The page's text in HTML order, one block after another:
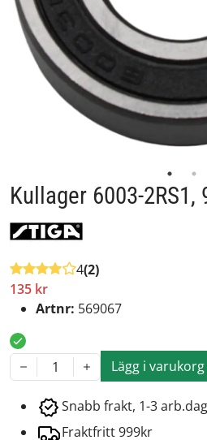
Kullager 6003-2RS1,
4(2)
135 kr
Artnr: 569067
1 Lägg i varukorg
Snabb frakt, 1-3
Fraktfritt 999kr